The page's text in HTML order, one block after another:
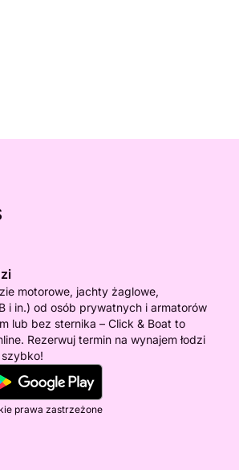
motorowe, jachty żaglowe,
i in.) od osób prywatnych i armatorów
lub bez sternika – Click & Boat to
Rezerwuj termin na wynajem łodzi
szybko!
prawa zastrzeżone